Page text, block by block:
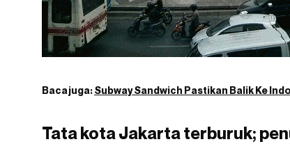
Baca juga:Subway Sandwich Pastikan Balik Ke
Tata kota Jakarta terburuk;